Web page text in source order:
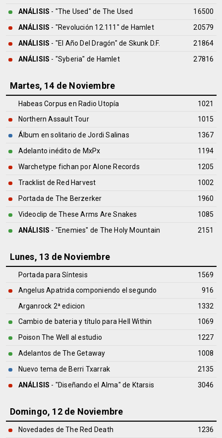
ANÁLISIS - "The Used" de The Used
16500
ANÁLISIS - "Revolución 12.111" de Hamlet
20579
ANÁLISIS - "El Año Del Dragón" de Skunk D.F.
21864
ANÁLISIS - "Syberia" de Hamlet 27816
Martes, 14 de Noviembre
Habeas Corpus en Radio Utopía
1021
Northern Assault Tour
1015
Álbum en solitario de Jordi Salinas
1367
Adelanto inédito de MxPx
1194
Warchetype fichan por Alone Records
1205
Tracklist de Red Harvest
1002
Portada de The Berzerker
1960
Videoclip de These Arms Are Snakes
1085
ANÁLISIS - "Enemies" de The Holy Mountain 2151
Lunes, 13 de Noviembre
Portada para Síntesis
1569
Angelus Apatrida componiendo el segundo
916
Arganrock 2ª edicion
1332
Cambio de bateria y título para Hell Within
1069
Poison The Well al estudio
1227
Adelantos de The Getaway
1008
Nuevo tema de Berri Txarrak
2135
ANÁLISIS - "Diseñando el Alma" de Ktarsis 3046
Domingo, 12 de Noviembre
Novedades de The Red Death
1236